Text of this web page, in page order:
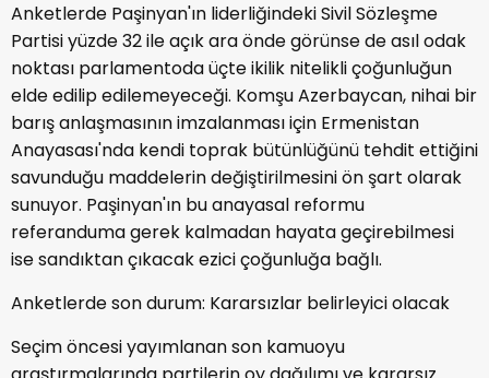
Anketlerde Paşinyan'ın liderliğindeki Sivil Sözleşme
Partisi yüzde 32 ile açık ara önde görünse de asıl odak
noktası parlamentoda üçte ikilik nitelikli çoğunluğun
elde edilip edilemeyeceği. Komşu Azerbaycan, nihai bir
barış anlaşmasının imzalanması için Ermenistan
Anayasası'nda kendi toprak bütünlüğünü tehdit ettiğini
savunduğu maddelerin değiştirilmesini ön şart olarak
sunuyor. Paşinyan'ın bu anayasal reformu
referanduma gerek kalmadan hayata geçirebilmesi
ise sandıktan çıkacak ezici çoğunluğa bağlı.
Anketlerde son durum: Kararsızlar belirleyici olacak
Seçim öncesi yayımlanan son kamuoyu